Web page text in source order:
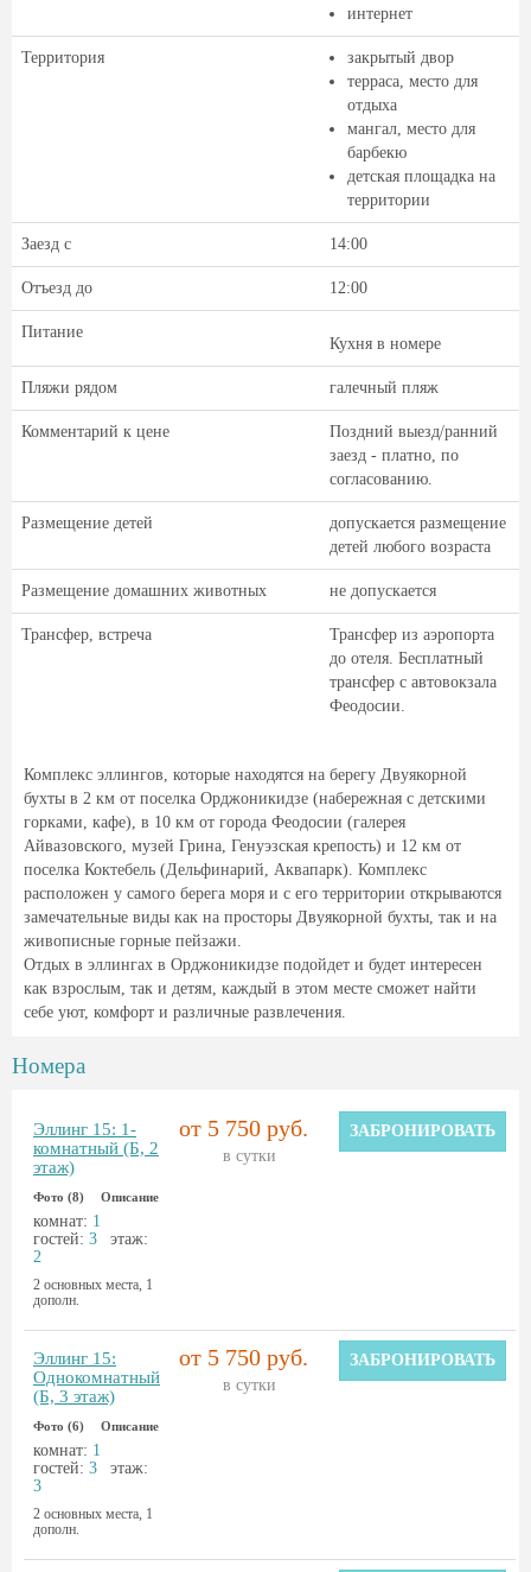
интернет
Территория
закрытый двор
терраса, место для
отдыха
мангал, место для
барбекю
детская площадка на
территории
Заезд с 14:00
Отъезд до 12:00
Питание
Кухня в номере
Пляжи рядом галечный пляж
Комментарий к цене
Поздний выезд/ранний
заезд - платно, по
согласованию.
Размещение детей
допускается размещение
детей любого возраста
Размещение домашних животных не допускается
Трансфер, встреча
Трансфер из аэропорта
до отеля. Бесплатный
трансфер с автовокзала
Феодосии.
Комплекс эллингов, которые находятся на берегу Двуякорной
бухты в 2 км от поселка Орджоникидзе (набережная с детскими
горками, кафе), в 10 км от города Феодосии (галерея
Айвазовского, музей Грина, Генуэзская крепость) и 12 км от
поселка Коктебель (Дельфинарий, Аквапарк). Комплекс
расположен у самого берега моря и с его территории открываются
замечательные виды как на просторы Двуякорной бухты, так и на
живописные горные пейзажи.
Отдых в эллингах в Орджоникидзе подойдет и будет интересен
как взрослым, так и детям, каждый в этом месте сможет найти
себе уют, комфорт и различные развлечения.
Номера
Эллинг 15: 1-
комнатный (Б, 2
этаж)
Фото (8) Описание
комнат: 1
гостей: 3
этаж:
2
2 основных места, 1
дополн.
от 5 750 руб.
в сутки
ЗАБРОНИРОВАТЬ
Эллинг 15:
Однокомнатный
(Б, 3 этаж)
Фото (6) Описание
комнат: 1
гостей: 3
этаж:
3
2 основных места, 1
дополн.
от 5 750 руб.
в сутки
ЗАБРОНИРОВАТЬ